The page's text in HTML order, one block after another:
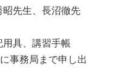
先生、長沼徹先
具、講習手帳
事務局まで申し出